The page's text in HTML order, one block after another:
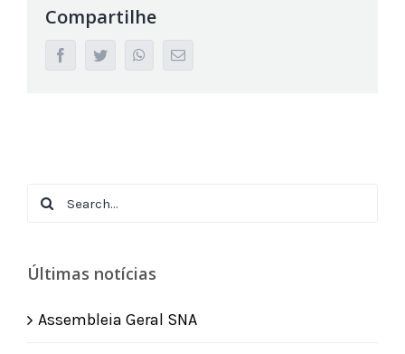
Compartilhe
facebooktwitter whatsappEmail
Search
Últimas notícias
Assembleia Geral SNA